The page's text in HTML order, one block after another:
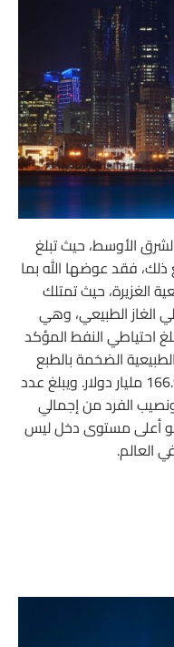
الأوسط، حيث تبلغ
ومع ذلك، فقد عوضها الله بما
الغزيرة، حيث تمتلك
الغاز الطبيعي، وهي
احتياطي النفط المؤكد
الضخمة بالطبع
على إجمالي الناتج المحلى، حيث يبلغ 166.9 مليار دولار. ويبلغ عدد
نسمة، ونصيب الفرد من إجمالي
129،700 دولار، وهو أعلى مستوى دخل ليس
العالم.